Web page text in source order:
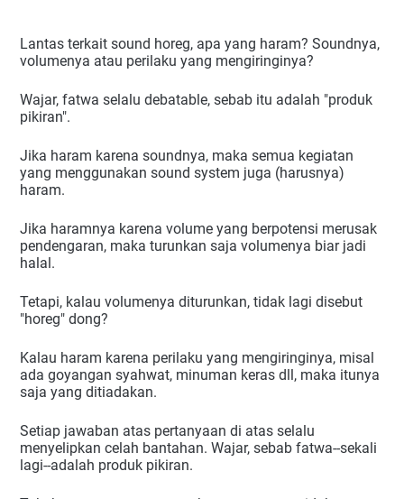
Lantas terkait sound horeg, apa yang haram? Soundnya,
volumenya atau perilaku yang mengiringinya?
Wajar, fatwa selalu debatable, sebab itu adalah "produk
pikiran".
Jika haram karena soundnya, maka semua kegiatan
yang menggunakan sound system juga (harusnya)
haram.
Jika haramnya karena volume yang berpotensi merusak
pendengaran, maka turunkan saja volumenya biar jadi
halal.
Tetapi, kalau volumenya diturunkan, tidak lagi disebut
"horeg" dong?
Kalau haram karena perilaku yang mengiringinya, misal
ada goyangan syahwat, minuman keras dll, maka itunya
saja yang ditiadakan.
Setiap jawaban atas pertanyaan di atas selalu
menyelipkan celah bantahan. Wajar, sebab fatwa--sekali
lagi--adalah produk pikiran.